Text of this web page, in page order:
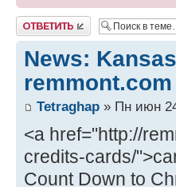
Ответить
News:
remmont.com
Tetraghap » Пн июн
<a href="http://
credits-cards/
Count Down to